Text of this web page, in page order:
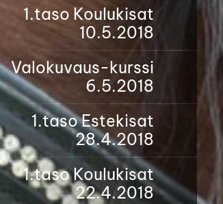
1.taso Koulukisat
10.5.2018
Valokuvaus-kurssi
6.5.2018
1.taso Estekisat
28.4.2018
1.taso Koulukisat
22.4.2018